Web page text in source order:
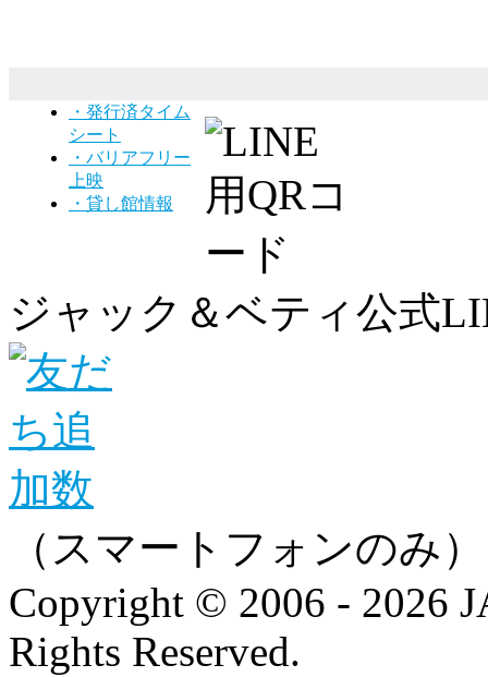
・発行済タイム
シート
・バリアフリー
上映
・貸し館情報
ジャック＆ベティ公式
（スマートフォンのみ）
Copyright © 2006 - 2026
Rights Reserved.